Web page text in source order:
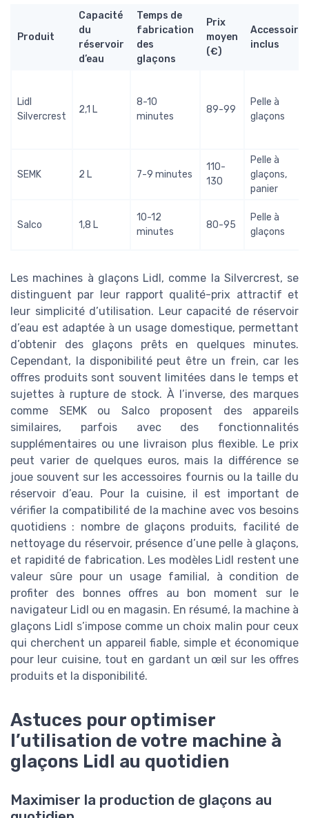
Produit
Capacité
du
réservoir
d’eau
Temps de
fabrication
des
glaçons
Prix
moyen
(€)
Accessoires
inclus
Lidl
Silvercrest
2,1 L
8-10
minutes
89-99
Pelle à
glaçons
SEMK 2 L 7-9 minutes
110-
130
Pelle à
glaçons,
panier
Salco 1,8 L
10-12
minutes
80-95
Pelle à
glaçons
Les machines à glaçons Lidl, comme la Silvercrest, se
distinguent par leur rapport qualité-prix attractif et
leur simplicité d’utilisation. Leur capacité de réservoir
d’eau est adaptée à un usage domestique, permettant
d’obtenir des glaçons prêts en quelques minutes.
Cependant, la disponibilité peut être un frein, car les
offres produits sont souvent limitées dans le temps et
sujettes à rupture de stock. À l’inverse, des marques
comme SEMK ou Salco proposent des appareils
similaires, parfois avec des fonctionnalités
supplémentaires ou une livraison plus flexible. Le prix
peut varier de quelques euros, mais la différence se
joue souvent sur les accessoires fournis ou la taille du
réservoir d’eau. Pour la cuisine, il est important de
vérifier la compatibilité de la machine avec vos besoins
quotidiens : nombre de glaçons produits, facilité de
nettoyage du réservoir, présence d’une pelle à glaçons,
et rapidité de fabrication. Les modèles Lidl restent une
valeur sûre pour un usage familial, à condition de
profiter des bonnes offres au bon moment sur le
navigateur Lidl ou en magasin. En résumé, la machine à
glaçons Lidl s’impose comme un choix malin pour ceux
qui cherchent un appareil fiable, simple et économique
pour leur cuisine, tout en gardant un œil sur les offres
produits et la disponibilité.
Astuces pour optimiser
l’utilisation de votre machine à
glaçons Lidl au quotidien
Maximiser la production de glaçons au